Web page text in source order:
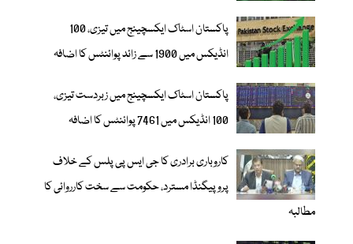
پاکستان اسٹاک ایکسچینج میں تیزی، 100
انڈیکس میں 1900 سے زائد پوائنٹس کا اضافہ
پاکستان اسٹاک ایکسچینج میں زبردست تیزی،
100 انڈیکس میں 7461 پوائنٹس کا اضافہ
کاروباری برادری کا جی ایس پی پلس کے خلاف
پروپیگنڈا مسترد، حکومت سے سخت کارروائی کا
مطالبہ